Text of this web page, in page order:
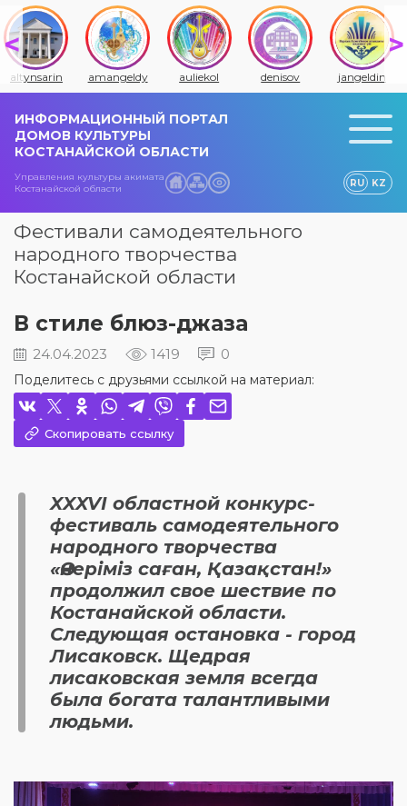
altynsarin amangeldy auliekol denisov jangeldin
ИНФОРМАЦИОННЫЙ ПОРТАЛ
ДОМОВ КУЛЬТУРЫ
КОСТАНАЙСКОЙ ОБЛАСТИ
Управления культуры акимата
Костанайской области
RU KZ
Фестивали самодеятельного
народного творчества
Костанайской области
В стиле блюз-джаза
24.04.2023 1419 0
Поделитесь с друзьями ссылкой на материал:
Скопировать ссылку
XXXVI областной конкурс-
фестиваль самодеятельного
народного творчества
«Өнеріміз саған, Қазақстан!»
продолжил свое шествие по
Костанайской области.
Следующая остановка - город
Лисаковск. Щедрая
лисаковская земля всегда
была богата талантливыми
людьми.